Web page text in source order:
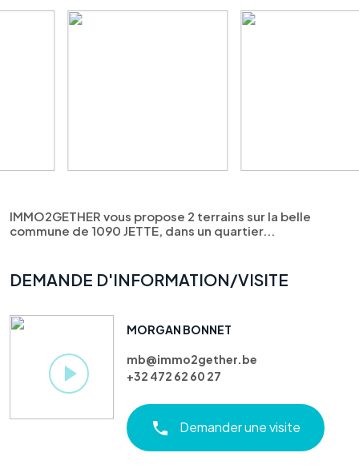
IMMO2GETHER vous propose 2 terrains sur la belle
commune de 1090 JETTE, dans un quartier...
DEMANDE D'INFORMATION/VISITE
MORGAN BONNET
mb@immo2gether.be
+32 472 62 60 27
Demander une visite